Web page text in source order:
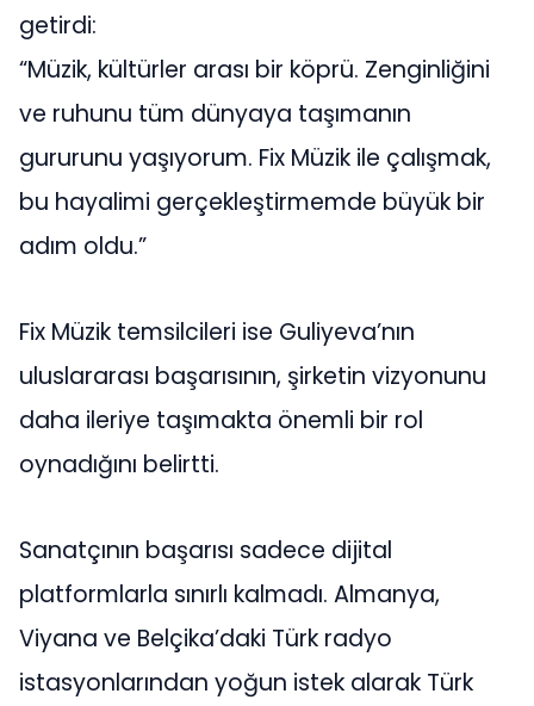
getirdi:
“Müzik, kültürler arası bir köprü. Zenginliğini
ve ruhunu tüm dünyaya taşımanın
gururunu yaşıyorum. Fix Müzik ile çalışmak,
bu hayalimi gerçekleştirmemde büyük bir
adım oldu.”
Fix Müzik temsilcileri ise Guliyeva’nın
uluslararası başarısının, şirketin vizyonunu
daha ileriye taşımakta önemli bir rol
oynadığını belirtti.
Sanatçının başarısı sadece dijital
platformlarla sınırlı kalmadı. Almanya,
Viyana ve Belçika’daki Türk radyo
istasyonlarından yoğun istek alarak Türk